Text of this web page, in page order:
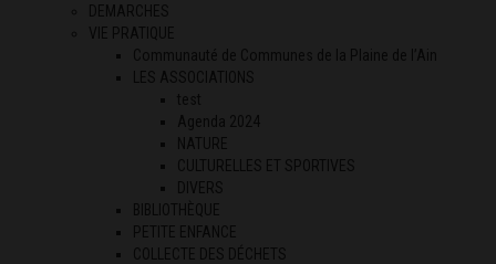
DEMARCHES
VIE PRATIQUE
Communauté de Communes de la Plaine de l’Ain
LES ASSOCIATIONS
test
Agenda 2024
NATURE
CULTURELLES ET SPORTIVES
DIVERS
BIBLIOTHÈQUE
PETITE ENFANCE
COLLECTE DES DÉCHETS